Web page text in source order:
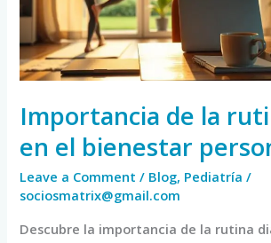
Importancia de la
en el bienestar
Leave a Comment / Blog, Pediatría /
sociosmatrix@gmail.com
Descubre la importancia de la rutina
bienestar
personal